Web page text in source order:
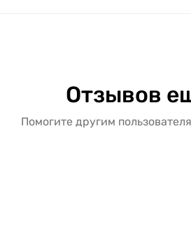
Отзывов
Помогите другим